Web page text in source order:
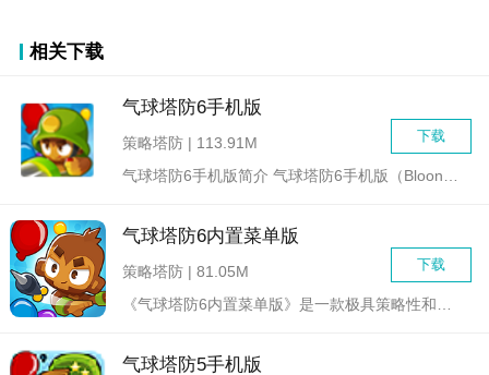
相关下载
气球塔防6手机版
下载
策略塔防 | 113.91M
气球塔防6内置菜单版
下载
策略塔防 | 81.05M
气球塔防5手机版